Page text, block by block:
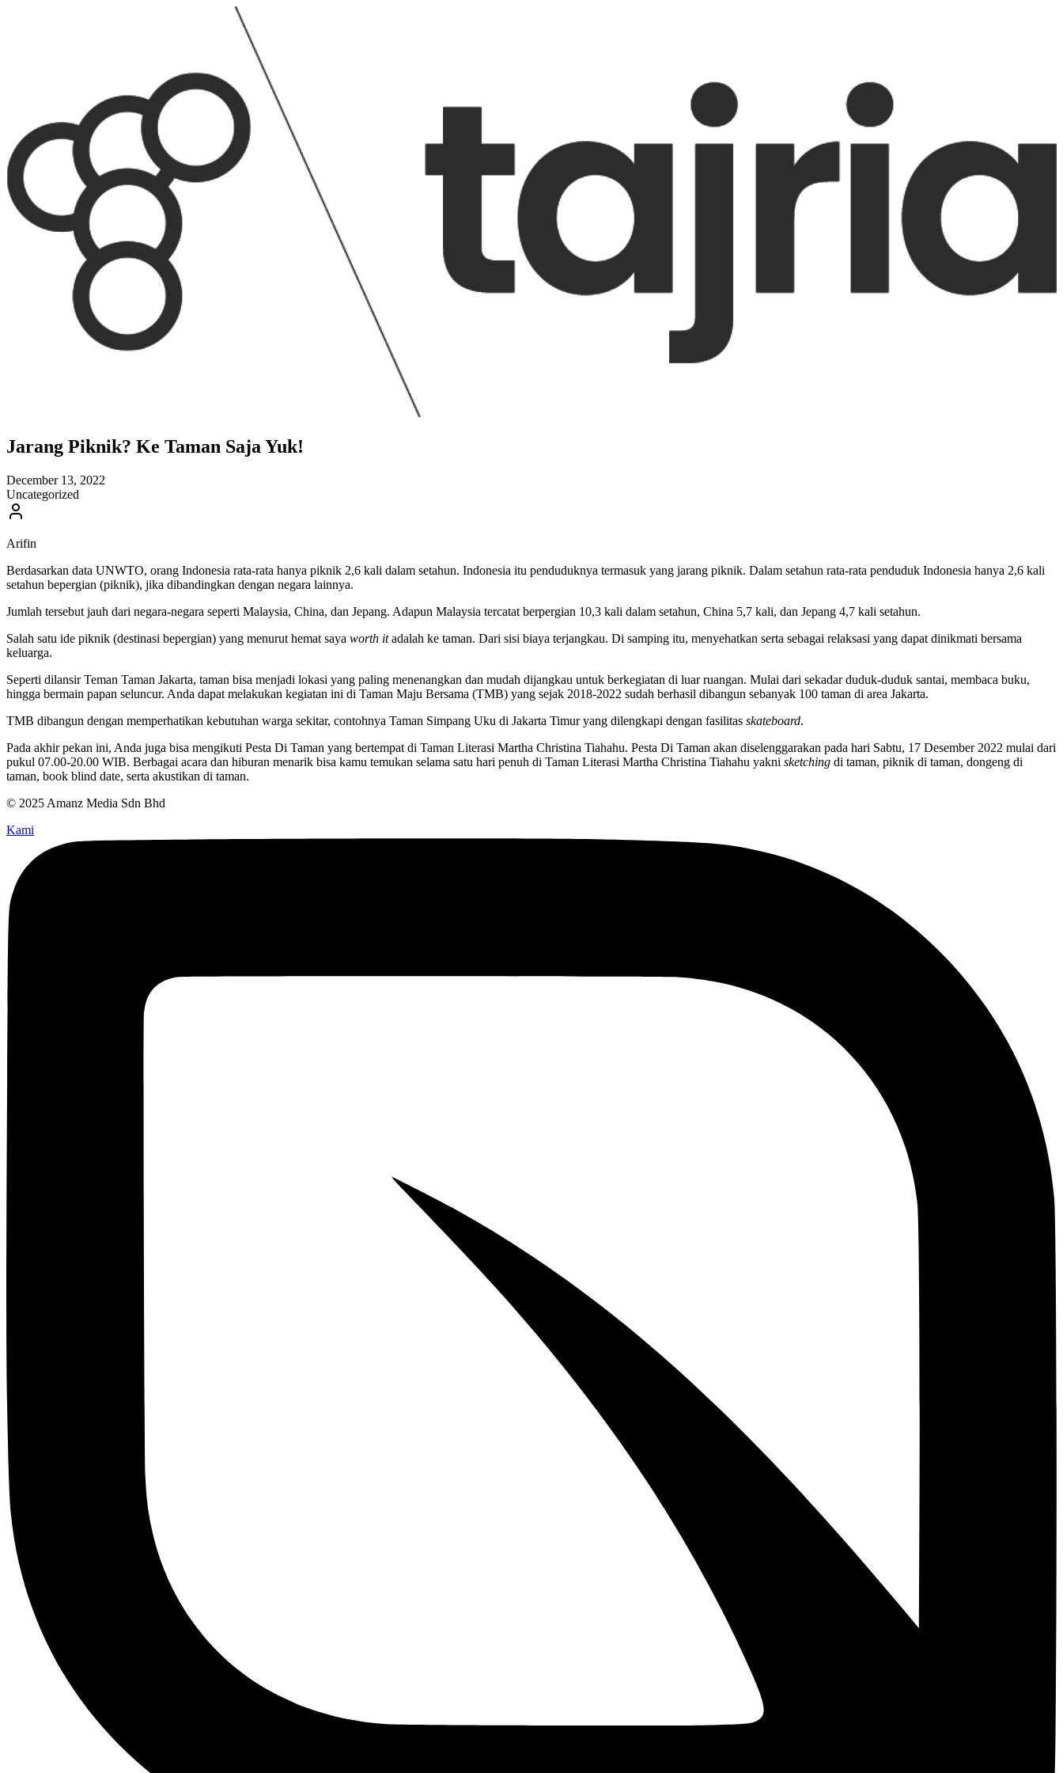
Jarang Piknik? Ke Taman Saja Yuk!
December 13, 2022
Uncategorized
Arifin
Berdasarkan data UNWTO, orang Indonesia rata-rata hanya piknik 2,6 kali dalam setahun. Indonesia itu penduduknya termasuk yang jarang piknik. Dalam setahun rata-rata penduduk Indonesia hanya 2,6 kali
setahun bepergian (piknik), jika dibandingkan dengan negara lainnya.
Jumlah tersebut jauh dari negara-negara seperti Malaysia, China, dan Jepang. Adapun Malaysia tercatat berpergian 10,3 kali dalam setahun, China 5,7 kali, dan Jepang 4,7 kali setahun.
Salah satu ide piknik (destinasi bepergian) yang menurut hemat saya worth itadalah ke taman. Dari sisi biaya terjangkau. Di samping itu, menyehatkan serta sebagai relaksasi yang dapat dinikmati bersama
keluarga.
Seperti dilansir Teman Taman Jakarta, taman bisa menjadi lokasi yang paling menenangkan dan mudah dijangkau untuk berkegiatan di luar ruangan. Mulai dari sekadar duduk-duduk santai, membaca buku,
hingga bermain papan seluncur. Anda dapat melakukan kegiatan ini di Taman Maju Bersama (TMB) yang sejak 2018-2022 sudah berhasil dibangun sebanyak 100 taman di area Jakarta.
TMB dibangun dengan memperhatikan kebutuhan warga sekitar, contohnya Taman Simpang Uku di Jakarta Timur yang dilengkapi dengan fasilitas skateboard.
Pada akhir pekan ini, Anda juga bisa mengikuti Pesta Di Taman yang bertempat di Taman Literasi Martha Christina Tiahahu. Pesta Di Taman akan diselenggarakan pada hari Sabtu, 17 Desember 2022 mulai dari
pukul 07.00-20.00 WIB. Berbagai acara dan hiburan menarik bisa kamu temukan selama satu hari penuh di Taman Literasi Martha Christina Tiahahu yakni sketching di taman, piknik di taman, dongeng di
taman, book blind date, serta akustikan di taman.
© 2025 Amanz Media Sdn Bhd
Kami